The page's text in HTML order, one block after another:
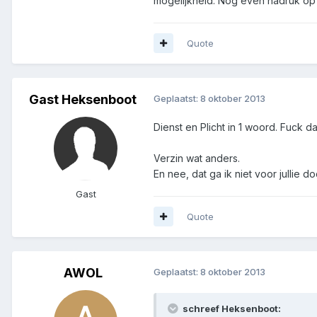
Quote
Gast Heksenboot
Gast
Geplaatst: 8 oktober 2013
Dienst en Plicht in 1 woord. Fuck
Verzin wat anders.
En nee, dat ga ik niet voor jullie
Quote
AWOL Geplaatst: 8 oktober 2013
schreef Heksenboot: